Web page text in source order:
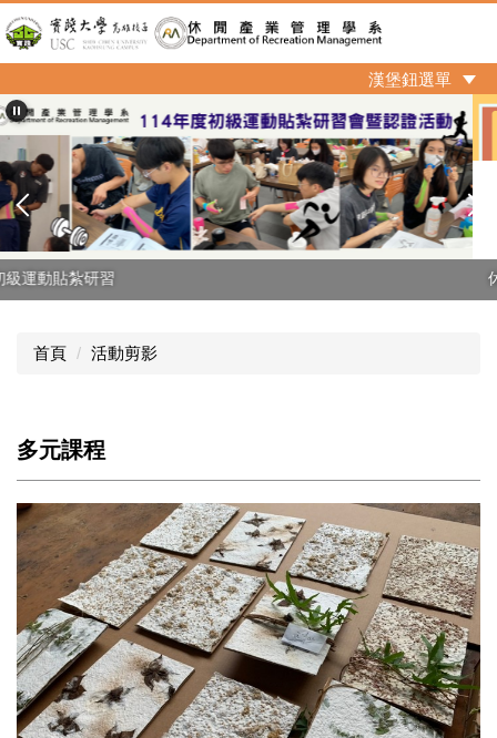
跳
到
主
內
容
區
漢堡鈕選單
休產系招生群組
首頁 活動剪影
多元課程